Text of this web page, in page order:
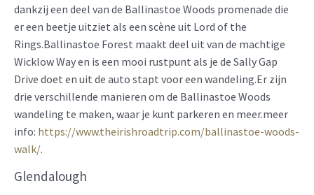
dankzij een deel van de Ballinastoe Woods promenade die
er een beetje uitziet als een scène uit Lord of the
Rings.Ballinastoe Forest maakt deel uit van de machtige
Wicklow Way en is een mooi rustpunt als je de Sally Gap
Drive doet en uit de auto stapt voor een wandeling.Er zijn
drie verschillende manieren om de Ballinastoe Woods
wandeling te maken, waar je kunt parkeren en meer.meer
info: https://www.theirishroadtrip.com/ballinastoe-woods-
walk/.
Glendalough